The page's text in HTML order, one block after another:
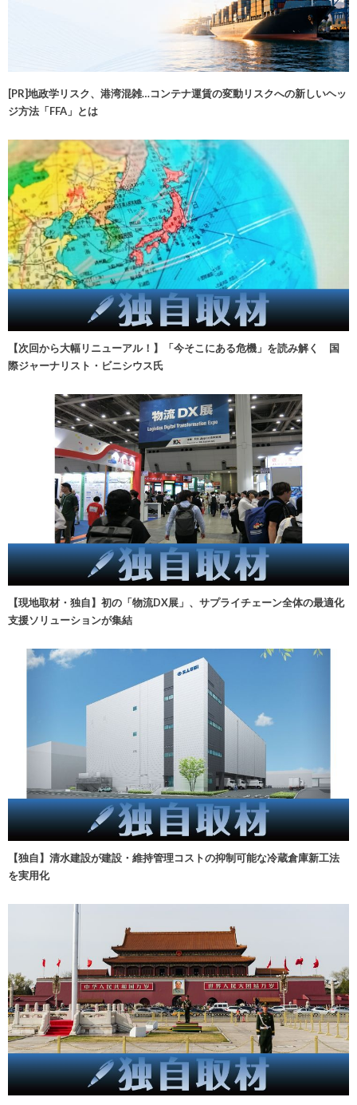
[PR]地政学リスク、港湾混雑…コンテナ運賃の変動リスクへの新しいヘッ
ジ方法「FFA」とは
【次回から大幅リニューアル！】「今そこにある危機」を読み解く 国
際ジャーナリスト・ビニシウス氏
【現地取材・独自】初の「物流DX展」、サプライチェーン全体の最適化
支援ソリューションが集結
【独自】清水建設が建設・維持管理コストの抑制可能な冷蔵倉庫新工法
を実用化